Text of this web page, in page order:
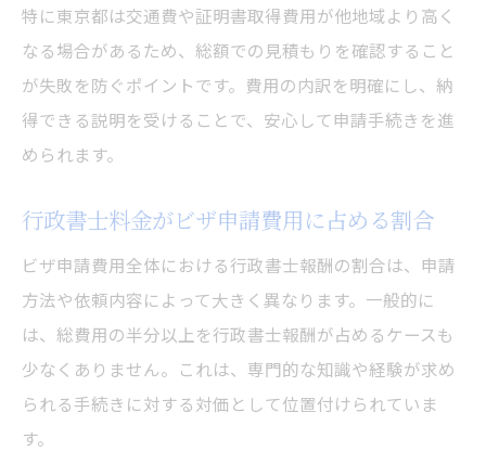
特に東京都は交通費や証明書取得費用が他地域より高く
なる場合があるため、総額での見積もりを確認すること
が失敗を防ぐポイントです。費用の内訳を明確にし、納
得できる説明を受けることで、安心して申請手続きを進
められます。
行政書士料金がビザ申請費用に占める割合
ビザ申請費用全体における行政書士報酬の割合は、申請
方法や依頼内容によって大きく異なります。一般的に
は、総費用の半分以上を行政書士報酬が占めるケースも
少なくありません。これは、専門的な知識や経験が求め
られる手続きに対する対価として位置付けられていま
す。